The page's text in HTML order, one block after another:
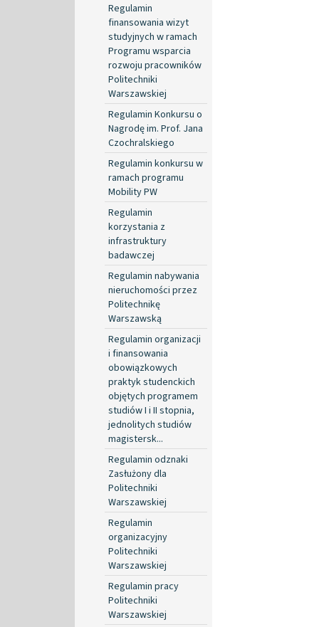
Regulamin
finansowania wizyt
studyjnych w ramach
Programu wsparcia
rozwoju pracowników
Politechniki
Warszawskiej
Regulamin Konkursu o
Nagrodę im. Prof. Jana
Czochralskiego
Regulamin konkursu w
ramach programu
Mobility PW
Regulamin
korzystania z
infrastruktury
badawczej
Regulamin nabywania
nieruchomości przez
Politechnikę
Warszawską
Regulamin organizacji
i finansowania
obowiązkowych
praktyk studenckich
objętych programem
studiów I i II stopnia,
jednolitych studiów
magistersk...
Regulamin odznaki
Zasłużony dla
Politechniki
Warszawskiej
Regulamin
organizacyjny
Politechniki
Warszawskiej
Regulamin pracy
Politechniki
Warszawskiej